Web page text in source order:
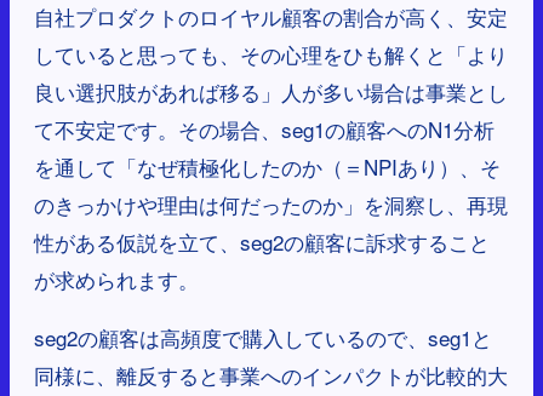
自社プロダクトのロイヤル顧客の割合が高く、安定
していると思っても、その心理をひも解くと「より
良い選択肢があれば移る」人が多い場合は事業とし
て不安定です。その場合、seg1の顧客へのN1分析
を通して「なぜ積極化したのか（＝NPIあり）、そ
のきっかけや理由は何だったのか」を洞察し、再現
性がある仮説を立て、seg2の顧客に訴求すること
が求められます。
seg2の顧客は高頻度で購入しているので、seg1と
同様に、離反すると事業へのインパクトが比較的大